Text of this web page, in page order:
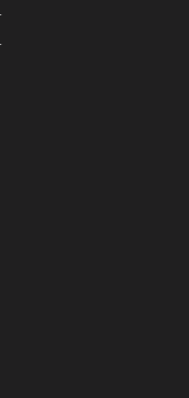
vermiculiet)